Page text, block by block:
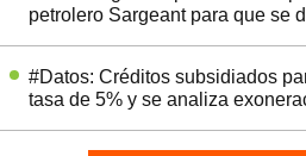
petrolero Sargeant para que se
#Datos: Créditos subsidiados
tasa de 5% y se analiza